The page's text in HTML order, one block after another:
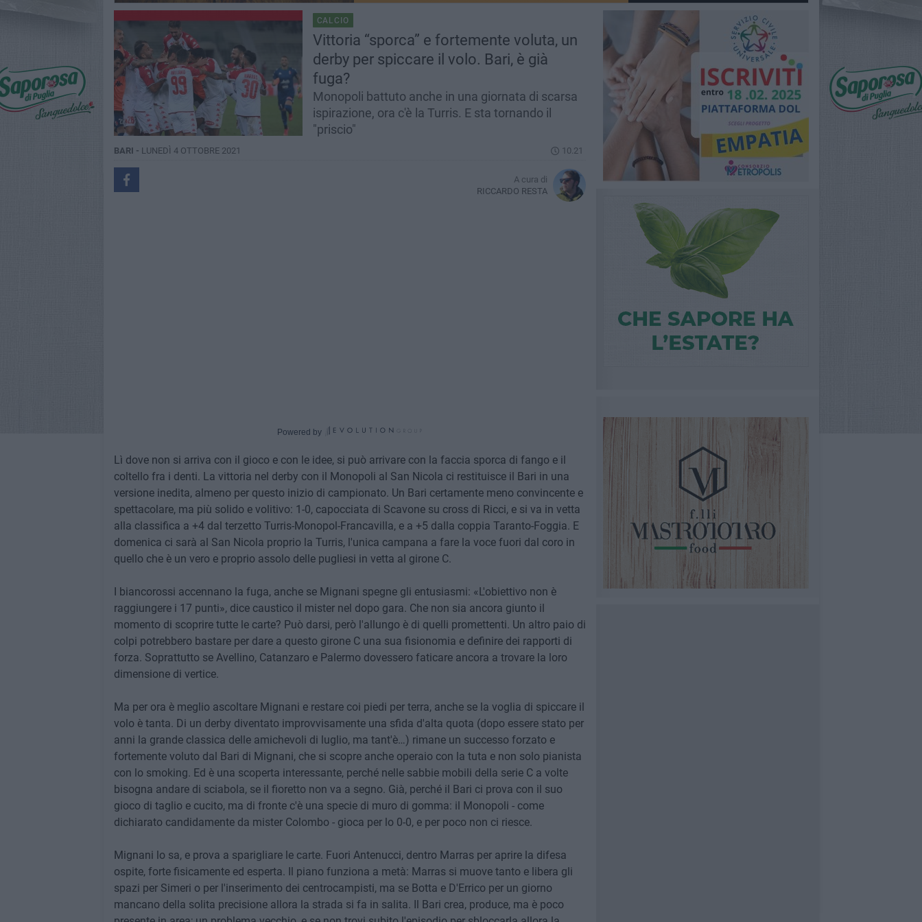
CALCIO
Vittoria “sporca” e fortemente voluta, un
derby per spiccare il volo. Bari, è già
fuga?
Monopoli battuto anche in una giornata di scarsa
ispirazione, ora c'è la Turris. E sta tornando il
"priscio"
BARI - LUNEDÌ 4 OTTOBRE 2021 10.21
A cura di
RICCARDO RESTA
Powered by
Lì dove non si arriva con il gioco e con le idee, si può arrivare con la faccia sporca di fango e il
coltello fra i denti. La vittoria nel derby con il Monopoli al San Nicola ci restituisce il Bari in una
versione inedita, almeno per questo inizio di campionato. Un Bari certamente meno convincente e
spettacolare, ma più solido e volitivo: 1-0, capocciata di Scavone su cross di Ricci, e si va in vetta
alla classifica a +4 dal terzetto Turris-Monopol-Francavilla, e a +5 dalla coppia Taranto-Foggia. E
domenica ci sarà al San Nicola proprio la Turris, l'unica campana a fare la voce fuori dal coro in
quello che è un vero e proprio assolo delle pugliesi in vetta al girone C.
I biancorossi accennano la fuga, anche se Mignani spegne gli entusiasmi: «L'obiettivo non è
raggiungere i 17 punti», dice caustico il mister nel dopo gara. Che non sia ancora giunto il
momento di scoprire tutte le carte? Può darsi, però l'allungo è di quelli promettenti. Un altro paio di
colpi potrebbero bastare per dare a questo girone C una sua fisionomia e definire dei rapporti di
forza. Soprattutto se Avellino, Catanzaro e Palermo dovessero faticare ancora a trovare la loro
dimensione di vertice.
Ma per ora è meglio ascoltare Mignani e restare coi piedi per terra, anche se la voglia di spiccare il
volo è tanta. Di un derby diventato improvvisamente una sfida d'alta quota (dopo essere stato per
anni la grande classica delle amichevoli di luglio, ma tant'è…) rimane un successo forzato e
fortemente voluto dal Bari di Mignani, che si scopre anche operaio con la tuta e non solo pianista
con lo smoking. Ed è una scoperta interessante, perché nelle sabbie mobili della serie C a volte
bisogna andare di sciabola, se il fioretto non va a segno. Già, perché il Bari ci prova con il suo
gioco di taglio e cucito, ma di fronte c'è una specie di muro di gomma: il Monopoli - come
dichiarato candidamente da mister Colombo - gioca per lo 0-0, e per poco non ci riesce.
Mignani lo sa, e prova a sparigliare le carte. Fuori Antenucci, dentro Marras per aprire la difesa
ospite, forte fisicamente ed esperta. Il piano funziona a metà: Marras si muove tanto e libera gli
spazi per Simeri o per l'inserimento dei centrocampisti, ma se Botta e D'Errico per un giorno
mancano della solita precisione allora la strada si fa in salita. Il Bari crea, produce, ma è poco